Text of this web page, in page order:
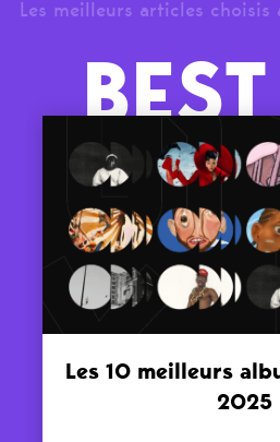
Les meilleurs articles choisis
Les 10 meilleurs
2025